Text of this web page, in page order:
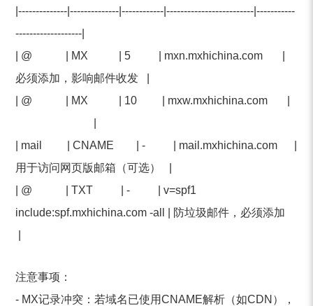
|--------------|--------------|------------|-------------------------|-----------
-------------------|
| @ | MX | 5 | mxn.mxhichina.com |
必须添加，影响邮件收发 |
| @ | MX | 10 | mxw.mxhichina.com |
| mail | CNAME | - | mail.mxhichina.com |
用于访问网页版邮箱（可选） |
| @ | TXT | - | v=spf1
include:spf.mxhichina.com -all | 防垃圾邮件，必须添加
注意事项：
- MX记录冲突：若域名已使用CNAME解析（如CDN），